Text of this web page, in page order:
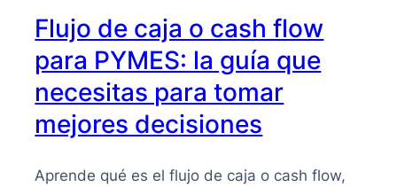
Flujo de caja o cash flow
para PYMES: la guía que
necesitas para tomar
mejores decisiones
Aprende qué es el flujo de caja o cash flow,